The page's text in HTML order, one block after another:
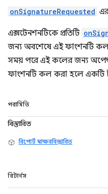
onSignatureRequested
এক্সটেনশনটিকে প্রতিটি
জন্য অবশেষে এই ফাংশনটি কল
সময় পরে এই কলের জন্য
ফাংশনটি কল করা হলে একটি
পরামিতি
বিস্তারিত
রিপোর্ট স্বাক্ষরবিস্তারিত
রিটার্নস